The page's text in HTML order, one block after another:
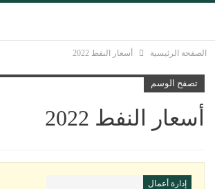
الصفحة الرئيسية أسعار النفط 2022
تصفح الوسم
أسعار النفط 2022
إدارة أعمال